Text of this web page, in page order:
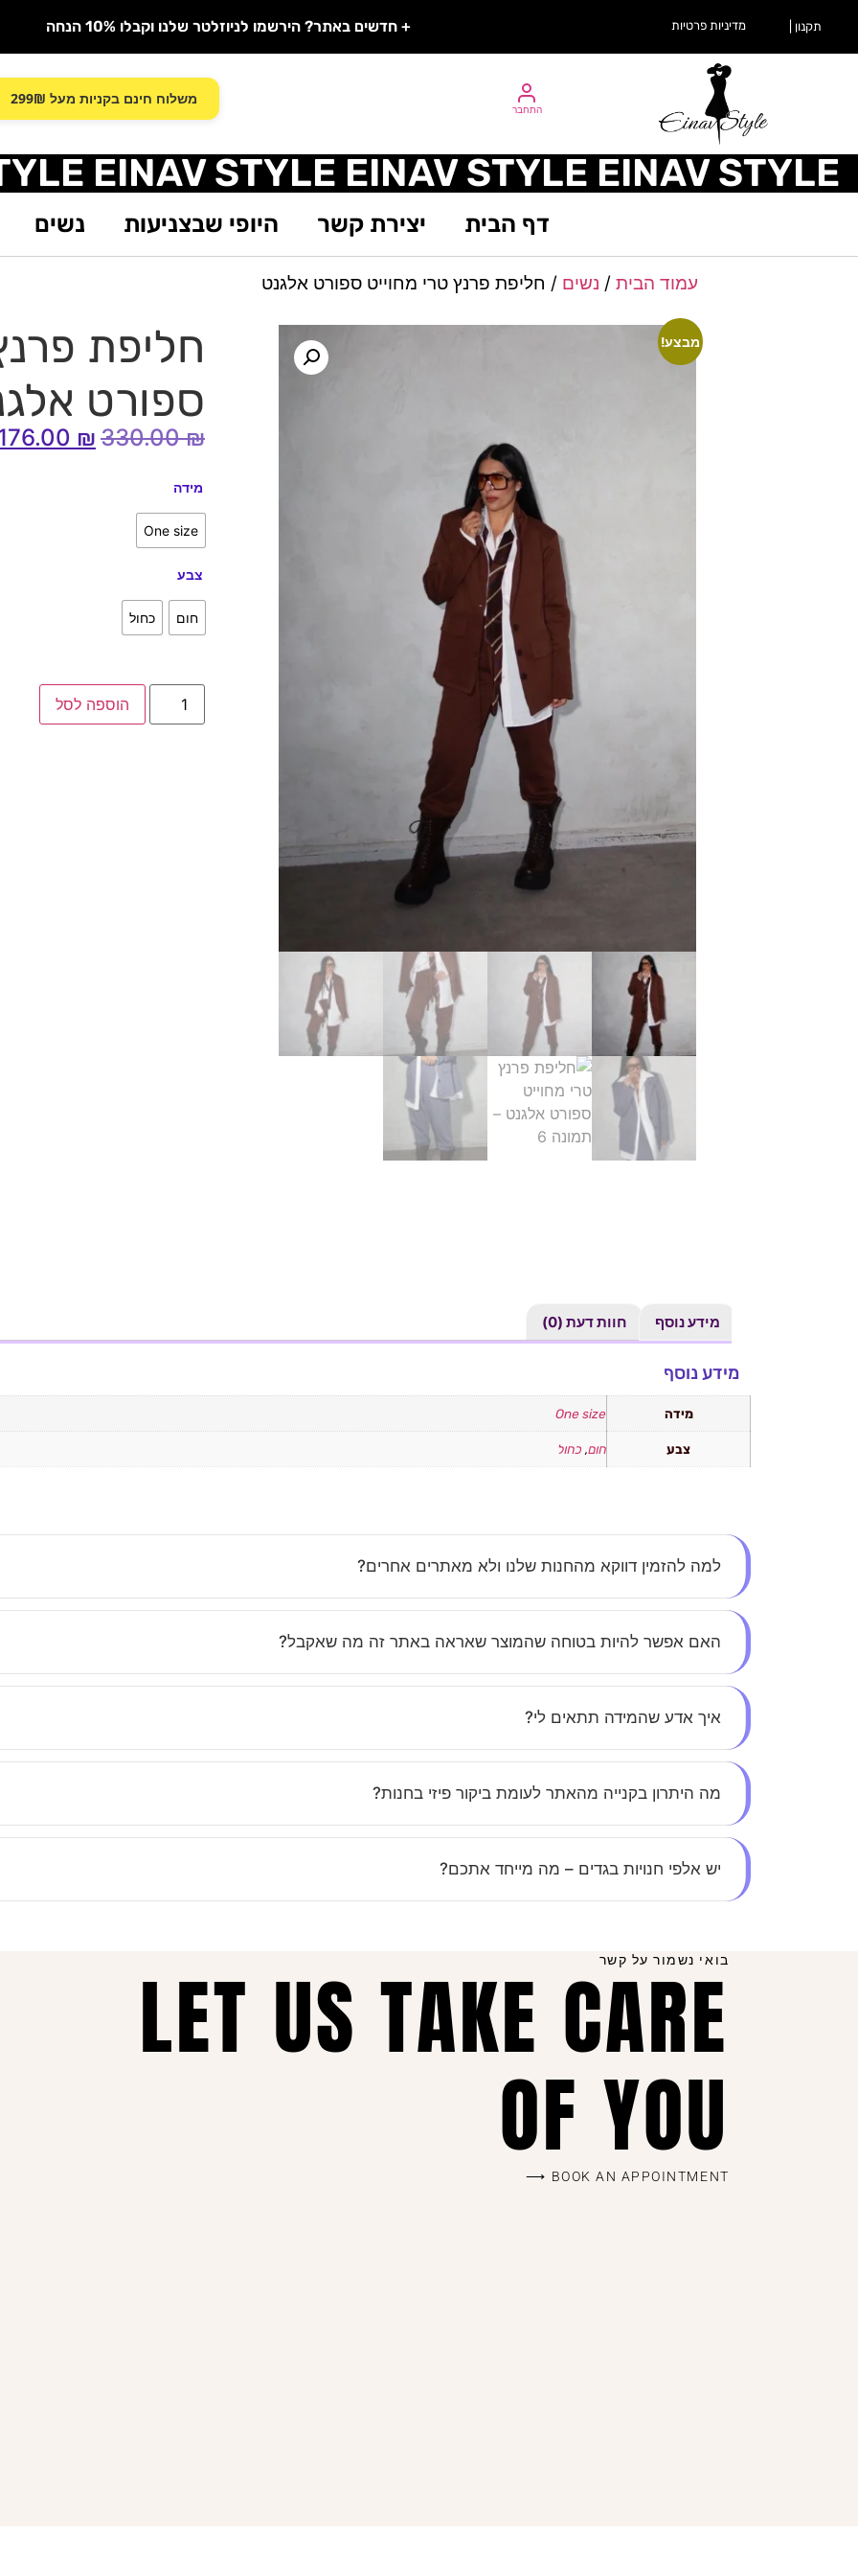
תקנון | מדיניות פרטיות + חדשים באתר? הירשמו לניוזלטר שלנו וקבלו 10% הנחה
התחבר
משלוח חינם בקניות מעל 299₪
EINAV STYLE EINAV STYLE EINAV STYLE
דף הבית יצירת קשר היופי שבצניעות נשים
עמוד הבית / נשים / חליפת פרנץ טרי מחוייט ספורט אלגנט
מבצע!
חליפת
ספורט
330.00₪
₪
מידה
One size
צבע
חום כחול
הוספה לסל
מידע נוסף חוות דעת (0)
מידע נוסף
מידה One size
צבע חום,כחול
למה להזמין דווקא מהחנות שלנו ולא מאתרים אחרים?
האם אפשר להיות בטוחה שהמוצר שאראה באתר זה מה שאקבל?
איך אדע שהמידה תתאים לי?
מה היתרון בקנייה מהאתר לעומת ביקור פיזי בחנות?
יש אלפי חנויות בגדים – מה מייחד אתכם?
ושוב.
בואי נשמור על קשר
LET US TAKE CARE
OF YOU
BOOK AN APPOINTMENT ⟶